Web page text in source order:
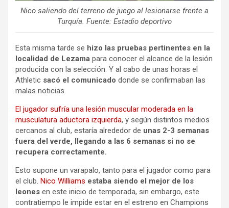
Nico saliendo del terreno de juego al lesionarse frente a
Turquía. Fuente: Estadio deportivo
Esta misma tarde se hizo las pruebas pertinentes en la
localidad de Lezama para conocer el alcance de la lesión
producida con la selección. Y al cabo de unas horas el
Athletic sacó el comunicado donde se confirmaban las
malas noticias.
El jugador sufría una lesión muscular moderada en la
musculatura aductora izquierda, y según distintos medios
cercanos al club, estaría alrededor de unas 2-3 semanas
fuera del verde, llegando a las 6 semanas si no se
recupera correctamente.
Esto supone un varapalo, tanto para el jugador como para
el club. Nico Williams estaba siendo el mejor de los
leones en este inicio de temporada, sin embargo, este
contratiempo le impide estar en el estreno en Champions